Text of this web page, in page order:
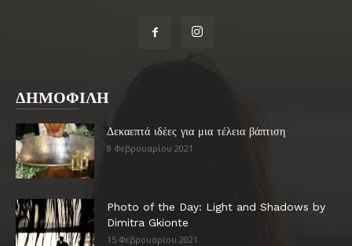
ΔΗΜΟΦΙΛΗ
Δεκαεπτά ιδέες για μια τέλεια βάπτιση
8 Φεβρουαρίου 2021
Photo of the Day: Light and Shadows by
Dimitra Gkionte
15 Φεβρουαρίου 2021